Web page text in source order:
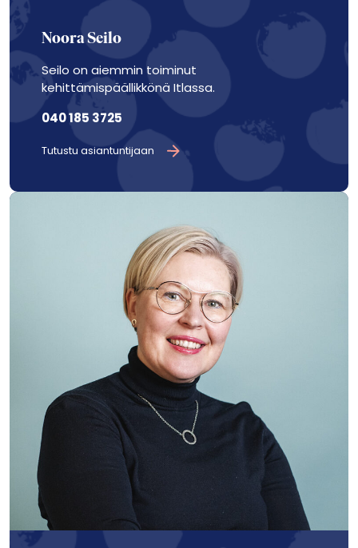
Noora Seilo
Seilo on aiemmin toiminut
kehittämispäällikkönä Itlassa.
040 185 3725
Tutustu asiantuntijaan